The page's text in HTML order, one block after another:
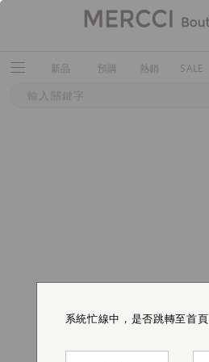
新品 預購 熱銷 SALE
系統忙線中，是否跳轉至首頁
系統忙線中，是否跳轉至首頁
系統忙線中，是否跳轉至首頁
系統忙線中，是否跳轉至首頁
系統忙線中，是否跳轉至首頁